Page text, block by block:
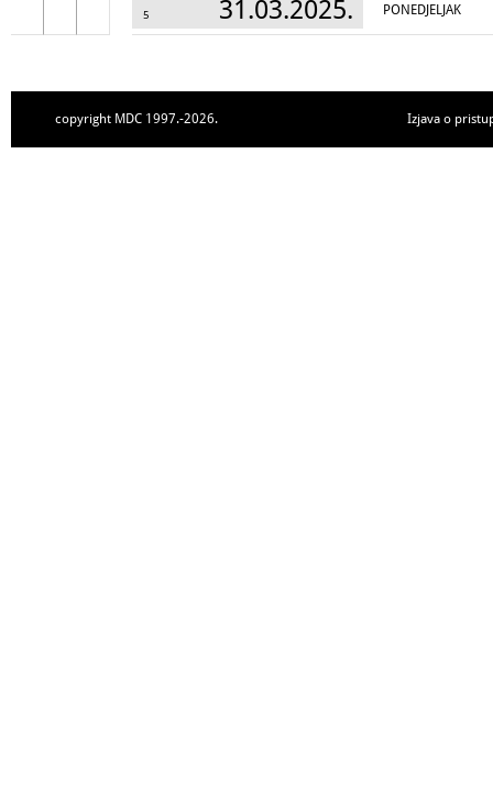
5 31.03.2025. PONEDJELJAK
copyright MDC 1997.-2026. Izjava o